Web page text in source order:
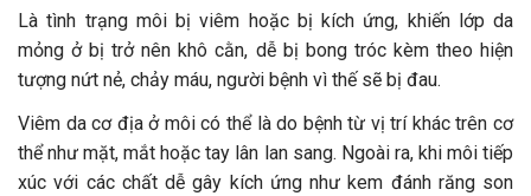
Là tình trạng môi bị viêm hoặc bị kích ứng, khiến lớp da
mỏng ở bị trở nên khô cằn, dễ bị bong tróc kèm theo hiện
tượng nứt nẻ, chảy máu, người bệnh vì thế sẽ bị đau.
Viêm da cơ địa ở môi có thể là do bệnh từ vị trí khác trên cơ
thể như mặt, mắt hoặc tay lân lan sang. Ngoài ra, khi môi tiếp
xúc với các chất dễ gây kích ứng như kem đánh răng son